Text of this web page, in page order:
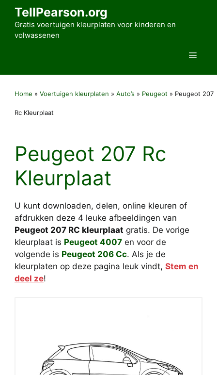
TellPearson.org
Gratis voertuigen kleurplaten voor kinderen en
volwassenen
Menu
Home » Voertuigen kleurplaten » Auto’s » Peugeot » Peugeot 207
Rc Kleurplaat
Peugeot 207 Rc
Kleurplaat
U kunt downloaden, delen, online kleuren of
afdrukken deze 4 leuke afbeeldingen van
Peugeot 207 RC kleurplaat gratis. De vorige
kleurplaat is Peugeot 4007 en voor de
volgende is Peugeot 206 Cc. Als je de
kleurplaten op deze pagina leuk vindt, Stem en
deel ze!